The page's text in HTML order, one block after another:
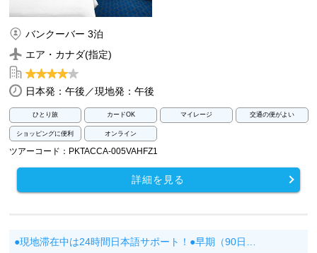
バンクーバー 3泊
エア・カナダ(指定)
日本発：午後／現地発：午後
ひとり旅 カードOK マイレージ 交通の便がよい
ショッピングに便利 オンライン
ツアーコード：PKTACCA-005VAHFZ1
詳細を見る
●現地滞在中は24時間日本語サポート！●早期（90日…